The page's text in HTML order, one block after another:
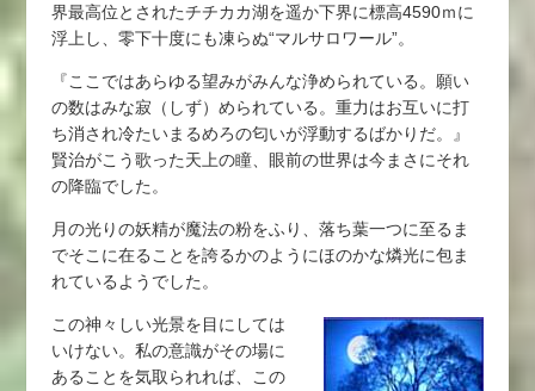
界最高位とされたチチカカ湖を遥か下界に標高4590ｍに
浮上し、零下十度にも凍らぬ“マルサロワール”。
『ここではあらゆる望みがみんな浄められている。願い
の数はみな寂（しず）められている。重力はお互いに打
ち消され冷たいまるめろの匂いが浮動するばかりだ。』
賢治がこう歌った天上の瞳、眼前の世界は今まさにそれ
の降臨でした。
月の光りの妖精が魔法の粉をふり、落ち葉一つに至るま
でそこに在ることを誇るかのようにほのかな燐光に包ま
れているようでした。
この神々しい光景を目にしては
いけない。私の意識がその場に
あることを気取られれば、この